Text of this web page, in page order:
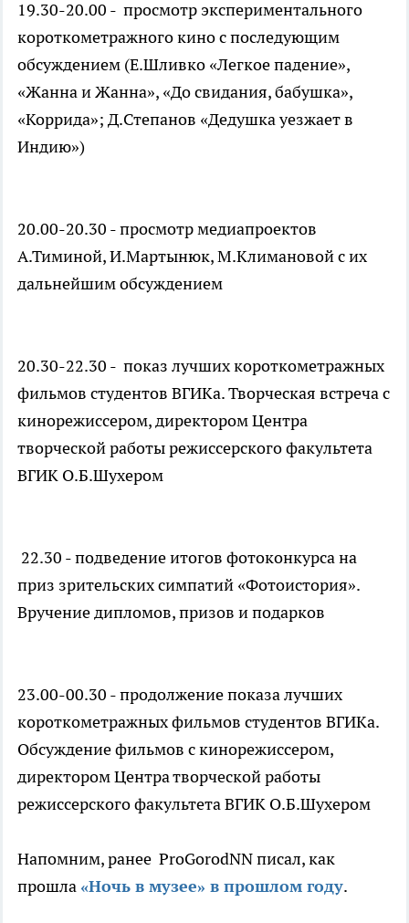
19.30-20.00 - просмотр экспериментального
короткометражного кино с последующим
обсуждением (Е.Шливко «Легкое падение»,
«Жанна и Жанна», «До свидания, бабушка»,
«Коррида»; Д.Степанов «Дедушка уезжает в
Индию»)
20.00-20.30 - просмотр медиапроектов
А.Тиминой, И.Мартынюк, М.Климановой с их
дальнейшим обсуждением
20.30-22.30 - показ лучших короткометражных
фильмов студентов ВГИКа. Творческая встреча с
кинорежиссером, директором Центра
творческой работы режиссерского факультета
ВГИК О.Б.Шухером
22.30 - подведение итогов фотоконкурса на
приз зрительских симпатий «Фотоистория».
Вручение дипломов, призов и подарков
23.00-00.30 - продолжение показа лучших
короткометражных фильмов студентов ВГИКа.
Обсуждение фильмов с кинорежиссером,
директором Центра творческой работы
режиссерского факультета ВГИК О.Б.Шухером
Напомним, ранее ProGorodNN писал, как
прошла «Ночь в музее» в прошлом году.